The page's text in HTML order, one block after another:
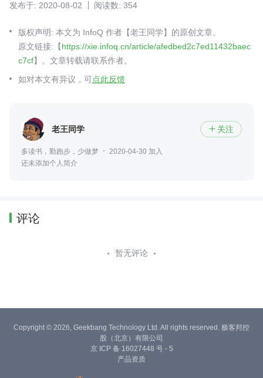
发布于: 2020-08-02 阅读数: 354
版权声明: 本文为 InfoQ 作者【老王同学】的原创文章。
原文链接:【https://xie.infoq.cn/article/afedbed2c7ed11432baec
c7cf】。文章转载请联系作者。
如对本文有异议，可点此反馈
老王同学  关注
多读书，勤跑步，少做梦
2020-04-30 加入
还未添加个人简介
评论
暂无评论
Copyright © 2026, Geekbang Technology Ltd. All rights reserved. 极客邦控
股（北京）有限公司
京 ICP 备 16027448 号 - 5
产品资质